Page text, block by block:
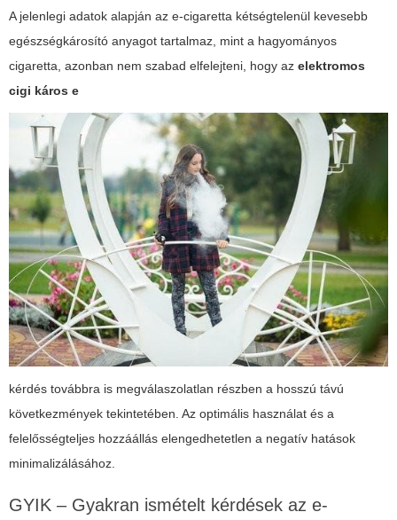
A jelenlegi adatok alapján az e-cigaretta kétségtelenül kevesebb
egészségkárosító anyagot tartalmaz, mint a hagyományos
cigaretta, azonban nem szabad elfelejteni, hogy az elektromos
cigi káros e
kérdés továbbra is megválaszolatlan részben a hosszú távú
következmények tekintetében. Az optimális használat és a
felelősségteljes hozzáállás elengedhetetlen a negatív hatások
minimalizálásához.
GYIK – Gyakran ismételt kérdések az e-